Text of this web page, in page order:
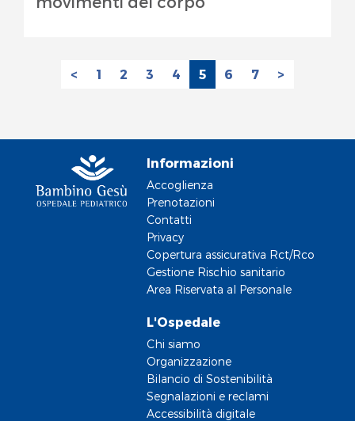
< 1 2 3 4 5 6 7 >
Informazioni
Accoglienza
Prenotazioni
Contatti
Privacy
Copertura assicurativa Rct/Rco
Gestione Rischio sanitario
Area Riservata al Personale
L'Ospedale
Chi siamo
Organizzazione
Bilancio di Sostenibilità
Segnalazioni e reclami
Accessibilità digitale